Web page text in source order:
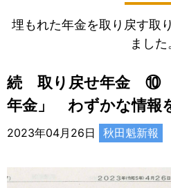
埋もれた年金を取り戻す取
ました
続 取り戻せ年金 ⑩
年金」 わずかな情報
2023年04月26日 秋田魁新報